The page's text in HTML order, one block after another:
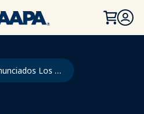
PRINCIPAL
Anunciados Los Ponentes del Panel Leyendas 2024 Leyendas Que Comparten Sus Secretos